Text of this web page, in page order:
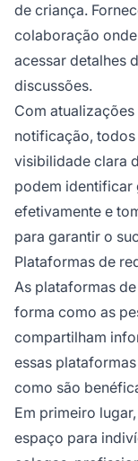
de criança.
colaboração
acessar detalhes
discussões.
Com
notificação,
visibilidade clara
podem identificar
efetivamente e
para garantir o
Plataformas de
As plataformas
forma como as
compartilham
essas
como são
Em primeiro
espaço para